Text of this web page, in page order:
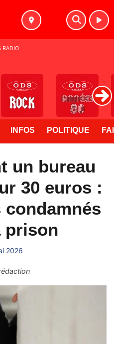
INFOS POLITIQUE
un bureau
30 euros :
prison
2026
RADIO